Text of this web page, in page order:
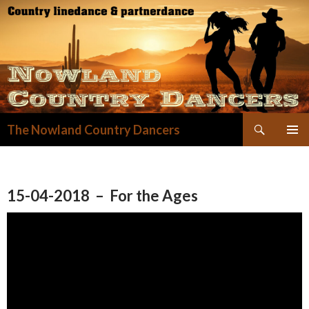
The Nowland Country Dancers
15-04-2018 – For the Ages